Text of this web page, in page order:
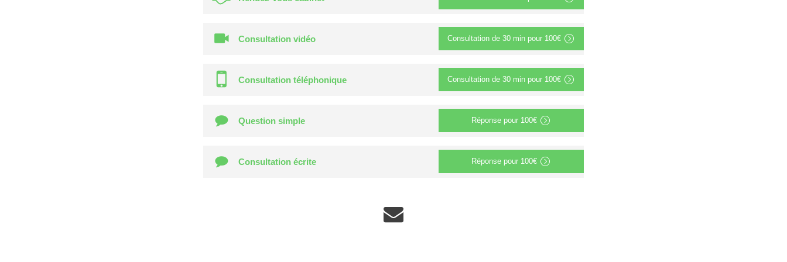
Consultation vidéo Consultation de 30 min pour 100€
Consultation téléphonique Consultation de 30 min pour 100€
Question simple Réponse pour 100€
Consultation écrite Réponse pour 100€